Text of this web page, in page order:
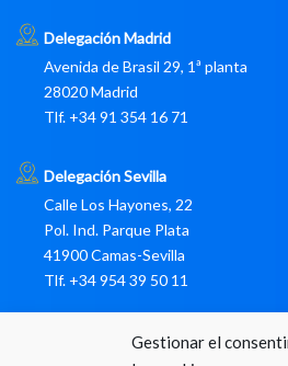
Gestionar el
Delegación Madrid
Avenida de Brasil 29, 1ª planta
28020 Madrid
Tlf. +34 91 354 16 71
Delegación Sevilla
Calle Los Hayones, 22
Pol. Ind. Parque Plata
41900 Camas-Sevilla
Tlf. +34 954 39 50 11
pedidos@libromares.com